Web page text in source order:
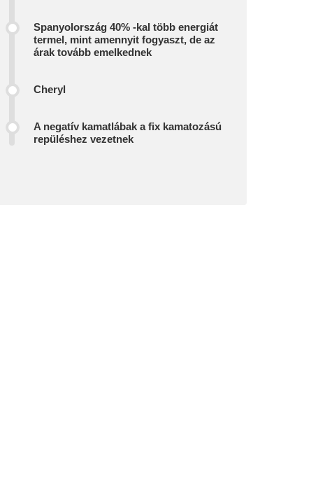
Spanyolország 40% -kal több energiát
termel, mint amennyit fogyaszt, de az
árak tovább emelkednek
Cheryl
A negatív kamatlábak a fix kamatozású
repüléshez vezetnek